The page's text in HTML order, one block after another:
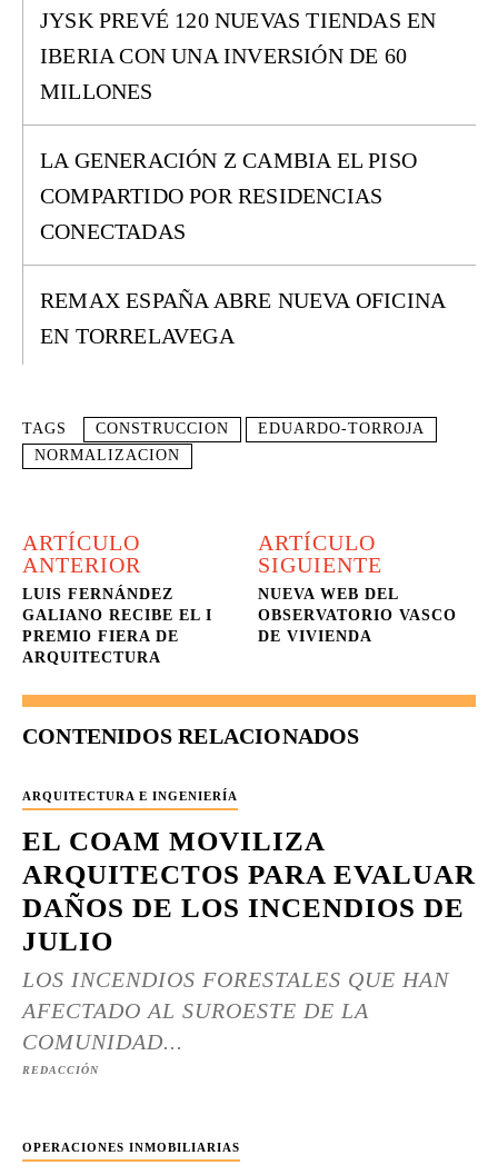
JYSK PREVÉ 120 NUEVAS TIENDAS EN
IBERIA CON UNA INVERSIÓN DE 60
MILLONES
LA GENERACIÓN Z CAMBIA EL PISO
COMPARTIDO POR RESIDENCIAS
CONECTADAS
REMAX ESPAÑA ABRE NUEVA OFICINA
EN TORRELAVEGA
TAGS CONSTRUCCION
EDUARDO-TORROJA
NORMALIZACION
ARTÍCULO
ANTERIOR
LUIS FERNÁNDEZ
GALIANO RECIBE EL I
PREMIO FIERA DE
ARQUITECTURA
ARTÍCULO
SIGUIENTE
NUEVA WEB DEL
OBSERVATORIO VASCO
DE VIVIENDA
CONTENIDOS RELACIONADOS
ARQUITECTURA E INGENIERÍA
EL COAM MOVILIZA
ARQUITECTOS PARA EVALUAR
DAÑOS DE LOS INCENDIOS DE
JULIO
LOS INCENDIOS FORESTALES QUE HAN
AFECTADO AL SUROESTE DE LA
COMUNIDAD...
REDACCIÓN
OPERACIONES INMOBILIARIAS